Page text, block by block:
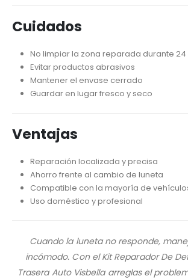
Cuidados
No limpiar la zona reparada durante 24
Evitar productos abrasivos
Mantener el envase cerrado
Guardar en lugar fresco y seco
Ventajas
Reparación localizada y precisa
Ahorro frente al cambio de luneta
Compatible con la mayoría de
Uso doméstico y profesional
Cuando la luneta no responde,
incómodo. Con el Kit Reparador De
Trasera Auto Visbella arreglas el